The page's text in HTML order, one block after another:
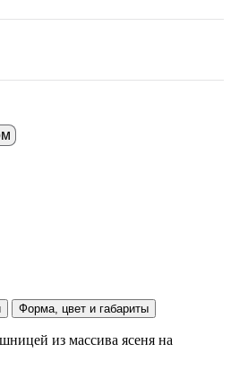
Форма, цвет и габариты
из массива ясеня на